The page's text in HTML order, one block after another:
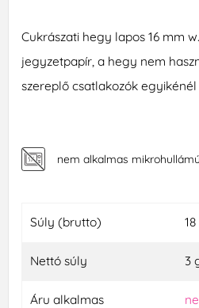
Cukrászati hegy lapos 16 mm
jegyzetpapír, a hegy nem
szereplő csatlakozók egyikénél
nem alkalmas
Súly (brutto)
Nettó súly 3
Áru alkalmas